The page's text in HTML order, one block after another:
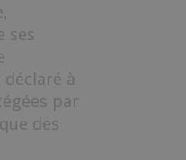
ses
à
par
des